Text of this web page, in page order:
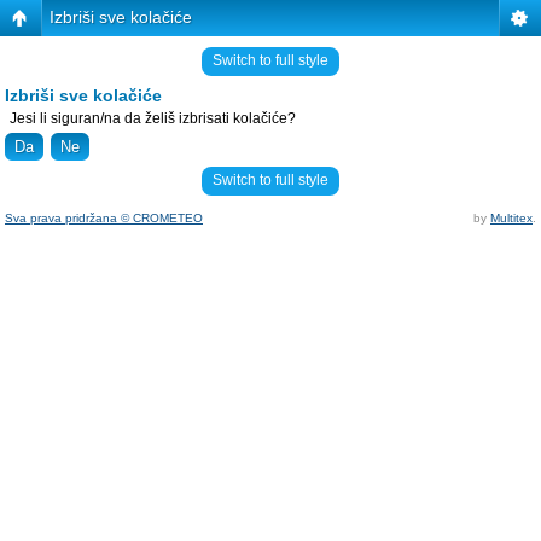
Izbriši sve kolačiće
Switch to full style
Izbriši sve kolačiće
Jesi li siguran/na da želiš izbrisati kolačiće?
Switch to full style
Sva prava pridržana © CROMETEO by Multitex